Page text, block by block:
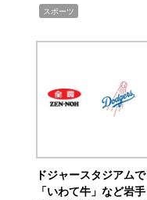
スポーツ
ドジャースタジアムで
「いわて牛」など岩手